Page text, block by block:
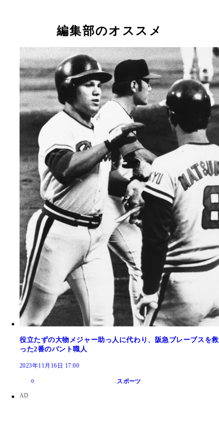
編集部のオススメ
役立たずの大物メジャー助っ人に代わり、阪急ブレーブスを救
った2番のバント職人
2023年11月16日 17:00
スポーツ